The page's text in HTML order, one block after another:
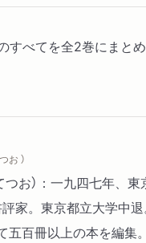
すべてを全2巻にまと
お ）
つお）：一九四七年、
評家。東京都立大学中
百冊以上の本を編集